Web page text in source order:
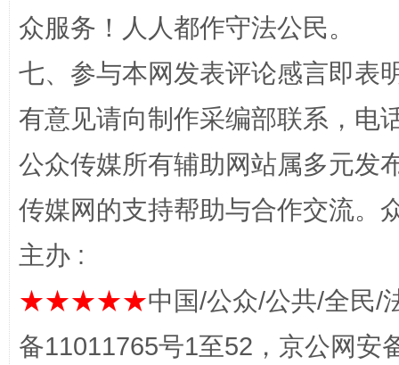
这是一记警钟！ 谢
众服务！人人都作守法公民。
七、参与本网发表评论感言即表
有意见请向制作采编部联系，电
公众传媒所有辅助网站属多元发
传媒网的支持帮助与合作交流。
主办 :
★★★★★中国/公众/公共/全民/
备11011765号1至52，京公网安